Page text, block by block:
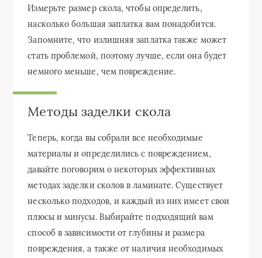
Измерьте размер скола, чтобы определить,
насколько большая заплатка вам понадобится.
Запомните, что излишняя заплатка также может
стать проблемой, поэтому лучше, если она будет
немного меньше, чем повреждение.
Методы заделки скола
Теперь, когда вы собрали все необходимые
материалы и определились с повреждением,
давайте поговорим о некоторых эффективных
методах заделки сколов в ламинате. Существует
несколько подходов, и каждый из них имеет свои
плюсы и минусы. Выбирайте подходящий вам
способ в зависимости от глубины и размера
повреждения, а также от наличия необходимых